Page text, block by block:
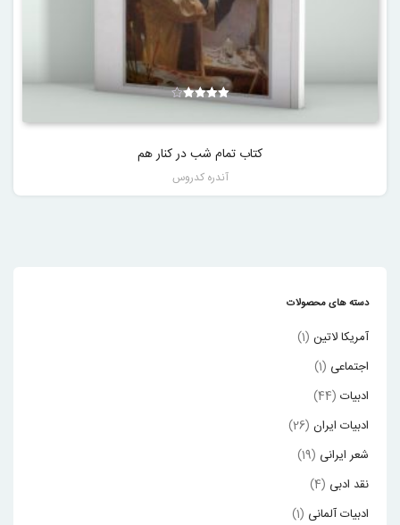
کتاب تمام شب در کنار هم
آندره کدروس
نمره
از 5
دسته های محصولات
آمریکا لاتین (1)
اجتماعی (1)
ادبیات (44)
ادبیات ایران (26)
شعر ایرانی (19)
نقد ادبی (4)
ادبیات آلمانی (1)